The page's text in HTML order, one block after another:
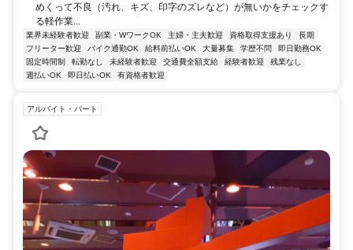
めくって不良（汚れ、キズ、印字のズレなど）が無いかをチェックす
る軽作業...
業界未経験者歓迎 副業・WワークOK 主婦・主夫歓迎 資格取得支援あり
長期
フリーター歓迎
バイク通勤OK 給料前払いOK 大量募集 学歴不問
即日勤務OK
固定時間制
転勤なし 未経験者歓迎 交通費全額支給 経験者歓迎
残業なし
週払いOK
即日払いOK 有資格者歓迎
アルバイト・パート